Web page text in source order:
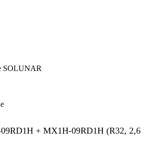
SOLUNAR
+ MX1H-09RD1H (R32, 2,6